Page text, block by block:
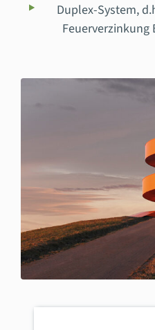
Duplex-System,
Feuerverzinkung